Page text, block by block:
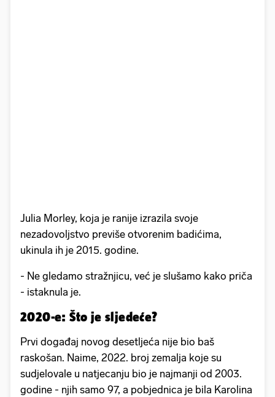
Julia Morley, koja je ranije izrazila svoje
nezadovoljstvo previše otvorenim badićima,
ukinula ih je 2015. godine.
- Ne gledamo stražnjicu, već je slušamo kako priča
- istaknula je.
2020-e: Što je sljedeće?
Prvi događaj novog desetljeća nije bio baš
raskošan. Naime, 2022. broj zemalja koje su
sudjelovale u natjecanju bio je najmanji od 2003.
godine - njih samo 97, a pobjednica je bila Karolina